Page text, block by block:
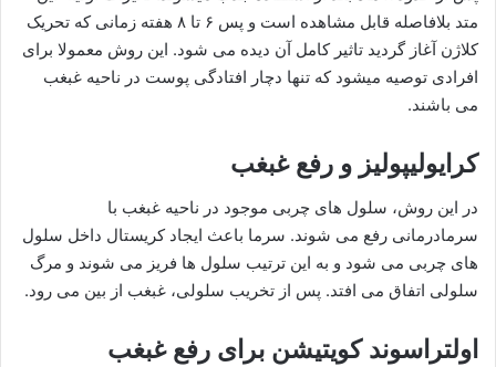
متد بلافاصله قابل مشاهده است و پس ۶ تا ۸ هفته زمانی که تحریک
کلاژن آغاز گردید تاثیر کامل آن دیده می شود. این روش معمولا برای
افرادی توصیه میشود که تنها دچار افتادگی پوست در ناحیه غبغب
می باشند.
کرایولیپولیز و رفع غبغب
در این روش، سلول های چربی موجود در ناحیه غبغب با
سرمادرمانی رفع می شوند. سرما باعث ایجاد کریستال داخل سلول
های چربی می شود و به این ترتیب سلول ها فریز می شوند و مرگ
سلولی اتفاق می افتد. پس از تخریب سلولی، غبغب از بین می رود.
اولتراسوند کویتیشن برای رفع غبغب